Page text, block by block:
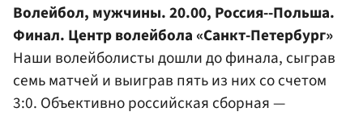
Волейбол, мужчины. 20.00, Россия--Польша.
Финал. Центр волейбола «Санкт-Петербург»
Наши волейболисты дошли до финала, сыграв
семь матчей и выиграв пять из них со счетом
3:0. Объективно российская сборная —